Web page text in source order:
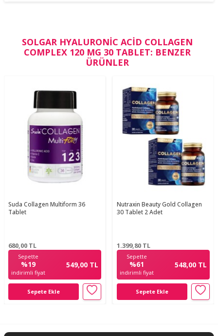
SOLGAR HYALURONIC ACID COLLAGEN
COMPLEX 120 MG 30 TABLET: BENZER
ÜRÜNLER
Suda Collagen Multiform 36
Tablet
680,00 TL
Sepette
%19
indirimli fiyat
549,00 TL
Sepete Ekle
Nutraxin Beauty Gold Collagen
30 Tablet 2 Adet
1.399,80 TL
Sepette
%61
indirimli fiyat
548,00 TL
Sepete Ekle